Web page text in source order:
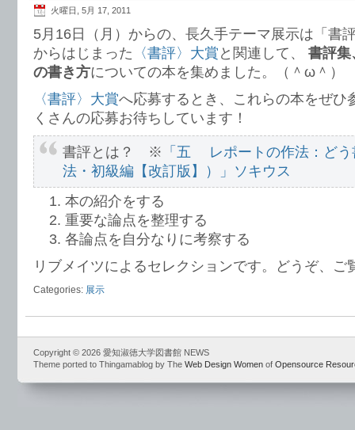
火曜日, 5月 17, 2011
5月16日（月）からの、長久手テーマ展示は「書
からはじまった 〈書評〉大賞 と関連して、 書評集
の書き方についての本を集めました。（＾ω＾）
〈書評〉大賞へ応募するとき、これらの本をぜひ
くさんの応募お待ちしています！
書評とは？ ※ 「五 レポートの作法：どう
法・初級編【改訂版】）」ソキウス
本の紹介をする
重要な論点を整理する
各論点を自分なりに考察する
リブメイツによるセレクションです。どうぞ、ご
Categories: 展示
Copyright © 2026 愛知淑徳大学図書館 NEWS
Theme ported to Thingamablog by The Web Design Women of Opensource